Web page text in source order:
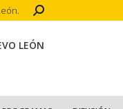
Search:
LEÓN
PUBLICACIONES